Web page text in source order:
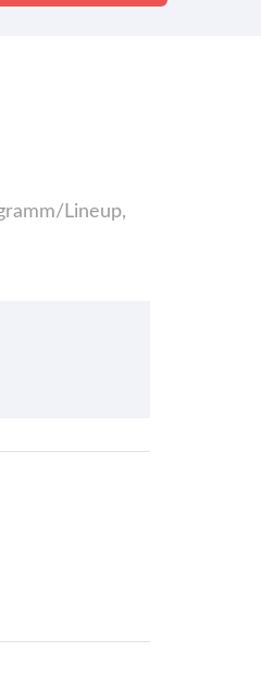
Lineup,